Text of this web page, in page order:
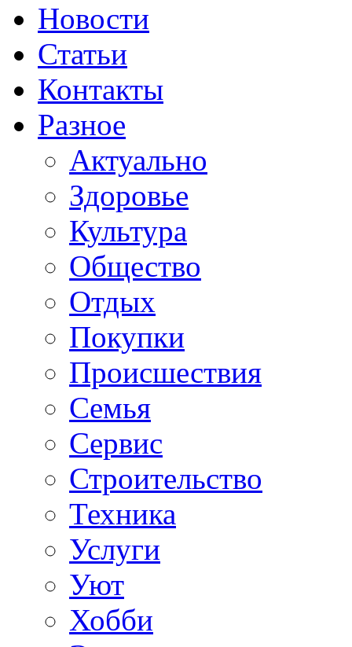
Новости
Статьи
Контакты
Разное
Актуально
Здоровье
Культура
Общество
Отдых
Покупки
Происшествия
Семья
Сервис
Строительство
Техника
Услуги
Уют
Хобби